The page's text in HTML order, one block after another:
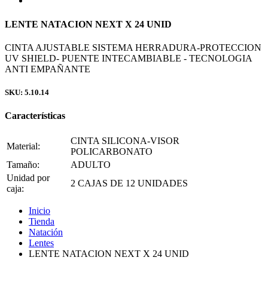
LENTE NATACION NEXT X 24 UNID
CINTA AJUSTABLE SISTEMA HERRADURA-PROTECCION
UV SHIELD- PUENTE INTECAMBIABLE - TECNOLOGIA
ANTI EMPAÑANTE
SKU: 5.10.14
Características
Material:
CINTA SILICONA-VISOR
POLICARBONATO
Tamaño:
ADULTO
Unidad por
caja:
2 CAJAS DE 12 UNIDADES
Inicio
Tienda
Natación
Lentes
LENTE NATACION NEXT X 24 UNID